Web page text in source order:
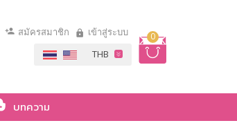
0
สมัครสมาชิก เข้าสู่ระบบ
บทความ